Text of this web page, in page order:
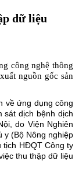
dữ liệu
công nghệ thông
nguồn gốc sản
về ứng dụng công
sát dịch bệnh dịch
do Viện Nghiên
y (Bộ Nông nghiệp
tịch HĐQT Công ty
thu thập dữ liệu